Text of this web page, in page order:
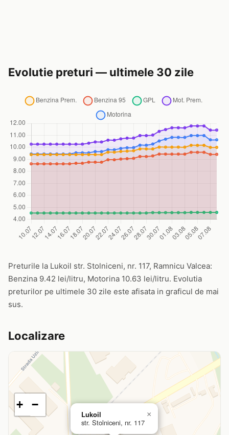
Evolutie preturi — ultimele 30 zile
Preturile la Lukoil str. Stolniceni, nr. 117, Ramnicu Valcea:
Benzina 9.42 lei/litru, Motorina 10.63 lei/litru. Evolutia
preturilor pe ultimele 30 zile este afisata in graficul de mai
sus.
Localizare
Lukoil
str. Stolniceni, nr. 117
×
+ −